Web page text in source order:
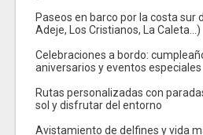
Paseos en barco por la costa sur
Adeje, Los Cristianos, La Caleta...)
Celebraciones a bordo:
aniversarios y eventos especiales
Rutas personalizadas con
sol y disfrutar del entorno
Avistamiento de delfines y vida